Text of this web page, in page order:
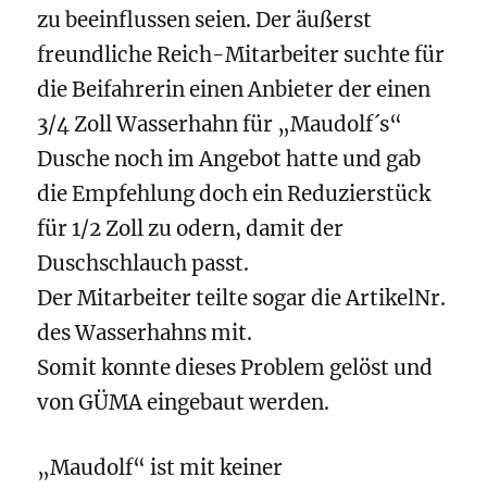
zu beeinflussen seien. Der äußerst
freundliche Reich-Mitarbeiter suchte für
die Beifahrerin einen Anbieter der einen
3/4 Zoll Wasserhahn für „Maudolf´s“
Dusche noch im Angebot hatte und gab
die Empfehlung doch ein Reduzierstück
für 1/2 Zoll zu odern, damit der
Duschschlauch passt.
Der Mitarbeiter teilte sogar die ArtikelNr.
des Wasserhahns mit.
Somit konnte dieses Problem gelöst und
von GÜMA eingebaut werden.
„Maudolf“ ist mit keiner